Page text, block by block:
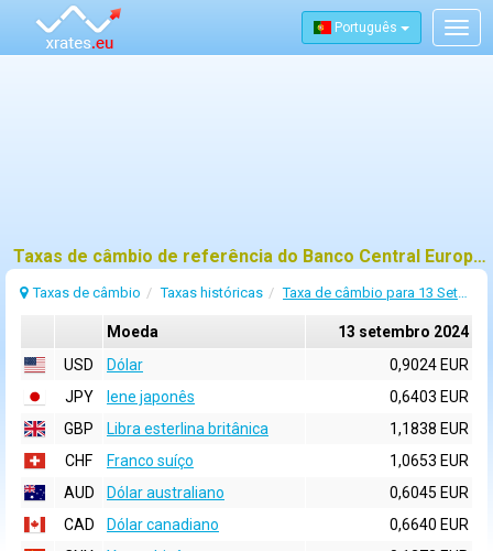
Português
Taxas de câmbio de referência do Banco Central Europeu (BCE) para 13 setembro 2024
Taxas de câmbio Taxas históricas Taxa de câmbio para 13 Setembro 2024
Moeda
13 setembro 2024
USD
Dólar
0,9024 EUR
JPY
Iene japonês
0,6403 EUR
GBP
Libra esterlina britânica
1,1838 EUR
CHF
Franco suíço
1,0653 EUR
AUD
Dólar australiano
0,6045 EUR
CAD
Dólar canadiano
0,6640 EUR